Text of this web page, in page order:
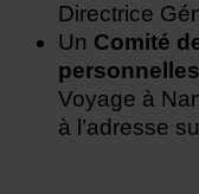
Directrice
Un Comité
personnelles
Voyage à
à l’adresse